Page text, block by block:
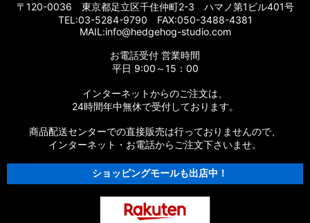
〒120-0036 東京都足立区千住仲町2-3 ハマノ第1ビル401号
TEL:03-5284-9790 FAX:050-3488-4381
MAIL:info@hedgehog-studio.com
お電話受付 営業時間
平日 9:00～15：00
インターネットからのご注文は、
24時間年中無休で受付しております。
商品配送センターでの直接販売は行っておりませんので、
インターネット・お電話からご注文下さいませ。
ショッピングモールも出店中！